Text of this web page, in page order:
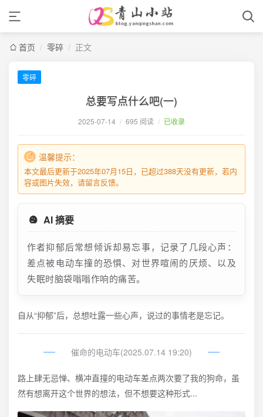
首页 / 零碎 / 正文
零碎
总要写点什么吧(一)
2025-07-14 / 695 阅读 / 已收录
温馨提示：
本文最后更新于2025年07月15日，已超过388天没有更新，若内
容或图片失效，请留言反馈。
AI 摘要
作者抑郁后常想倾诉却易忘事，记录了几段心声：
差点被电动车撞的恐惧、对世界喧闹的厌烦、以及
失眠时脑袋嗡嗡作响的痛苦。
自从“抑郁”后，总想吐露一些心声，说过的事情老是忘记。
催命的电动车(2025.07.14 19:20)
路上肆无忌惮、横冲直撞的电动车差点两次要了我的狗命，虽
然有想离开这个世界的想法，但不想要这种形式...